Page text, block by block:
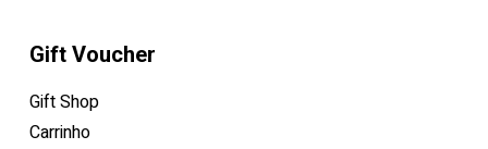
Gift Voucher
Gift Shop
Carrinho